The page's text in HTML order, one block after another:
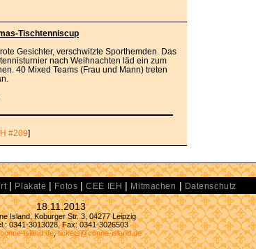
Tischtenniscup
Gesichter, verschwitzte Sporthemden. Das
nach Weihnachten läd ein zum
40 Mixed Teams (Frau und Mann) treten
#209]
| Plakate | Fotos |CEE IEH | Mitmachen | Datenschutz
18.11.2013
Island, Koburger Str. 3, 04277 Leipzig
0341-3013028, Fax: 0341-3026503
island.de,tickets@conne-island.de